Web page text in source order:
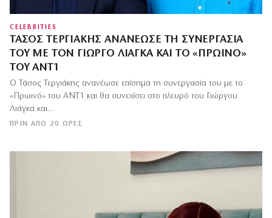
CELEBRITIES
ΤΆΣΟΣ ΤΕΡΓΙΆΚΗΣ ΑΝΑΝΈΩΣΕ ΤΗ ΣΥΝΕΡΓΑΣΊΑ
ΤΟΥ ΜΕ ΤΟΝ ΓΙΏΡΓΟ ΛΙΆΓΚΑ ΚΑΙ ΤΟ «ΠΡΩΙΝΌ»
ΤΟΥ ΑΝΤ1
ΠΡΙΝ ΑΠΌ 20 ΏΡΕΣ
Ο Τάσος Τεργιάκης ανανέωσε επίσημα τη συνεργασία του με το
«Πρωινό» του ΑΝΤ1 και θα συνεχίσει στο πλευρό του Γιώργου
Λιάγκα και…